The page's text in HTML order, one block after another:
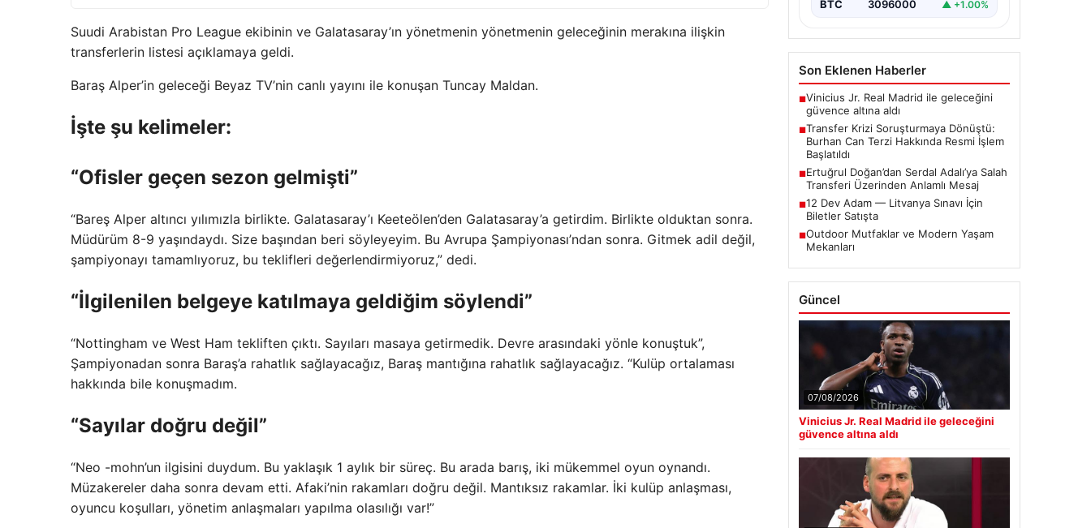
Suudi Arabistan Pro League ekibinin ve Galatasaray’ın yönetmenin yönetmenin geleceğinin merakına ilişkin
transferlerin listesi açıklamaya geldi.
Baraş Alper’in geleceği Beyaz TV’nin canlı yayını ile konuşan Tuncay Maldan.
İşte şu kelimeler:
“Ofisler geçen sezon gelmişti”
“Bareş Alper altıncı yılımızla birlikte. Galatasaray’ı Keeteölen’den Galatasaray’a getirdim. Birlikte olduktan sonra.
Müdürüm 8-9 yaşındaydı. Size başından beri söyleyeyim. Bu Avrupa Şampiyonası’ndan sonra. Gitmek adil değil,
şampiyonayı tamamlıyoruz, bu teklifleri değerlendirmiyoruz,” dedi.
“İlgilenilen belgeye katılmaya geldiğim söylendi”
“Nottingham ve West Ham tekliften çıktı. Sayıları masaya getirmedik. Devre arasındaki yönle konuştuk”,
Şampiyonadan sonra Baraş’a rahatlık sağlayacağız, Baraş mantığına rahatlık sağlayacağız. “Kulüp ortalaması
hakkında bile konuşmadım.
“Sayılar doğru değil”
“Neo -mohn’un ilgisini duydum. Bu yaklaşık 1 aylık bir süreç. Bu arada barış, iki mükemmel oyun oynandı.
Müzakereler daha sonra devam etti. Afaki’nin rakamları doğru değil. Mantıksız rakamlar. İki kulüp anlaşması,
oyuncu koşulları, yönetim anlaşmaları yapılma olasılığı var!”
BTC 3096000 ▲ +1.00%
Son Eklenen Haberler
■Vinicius Jr. Real Madrid ile geleceğini
güvence altına aldı
■Transfer Krizi Soruşturmaya Dönüştü:
Burhan Can Terzi Hakkında Resmi İşlem
Başlatıldı
■Ertuğrul Doğan’dan Serdal Adalı’ya Salah
Transferi Üzerinden Anlamlı Mesaj
■12 Dev Adam — Litvanya Sınavı İçin
Biletler Satışta
■Outdoor Mutfaklar ve Modern Yaşam
Mekanları
Güncel
07/08/2026
Vinicius Jr. Real Madrid ile geleceğini
güvence altına aldı